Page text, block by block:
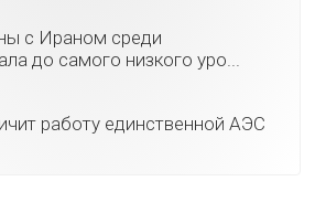
с Ираном среди
до самого низкого уро...
работу единственной АЭС